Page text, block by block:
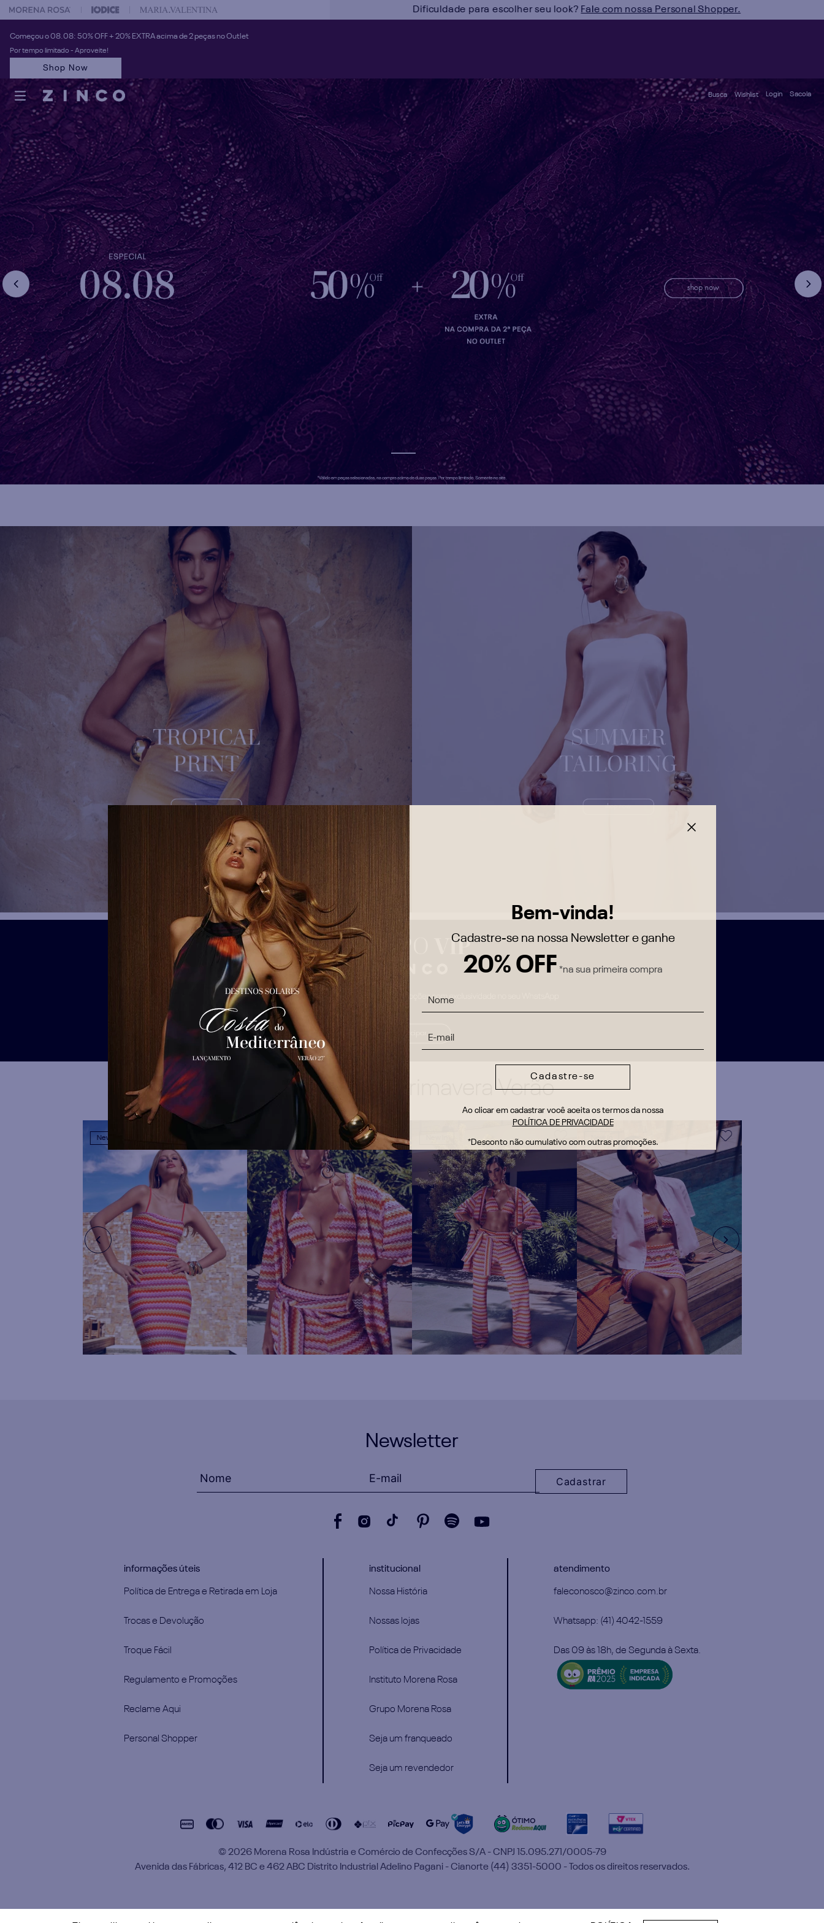
na sua 1° compra usando o cupom: PRIMEIRAZIN Dificuldade para escolher seu look? Fale com nossa Personal Shopper.
Começou o 08.08: 50% OFF + 20% EXTRA acima de 2 peças no Outlet
Por tempo limitado - Aproveite!
Shop Now
Busca Wishlist Login
Lançamento Primavera Verão
New In
Vestido Midi Ajustado
Vivace
R$ 669
12x deR$55 82
Kimono Solto Manga Curta
Alongado
R$ 769, 90
ou x de R$ 64,15
Calça Reta Alta
R$ 749,90
ou 49
New In
Camisa Solta Gola Padre
Manga Curta Padrão
R$ 489,90
ou9x de
Newsletter
Cadastrar
informações úteis
Política de Entrega e Retirada em Loja
Trocas e Devolução
Troque Fácil
Regulamento e Promoções
Reclame Aqui
Personal Shopper
institucional
Nossa História
Nossas lojas
Política de Privacidade
Instituto Morena Rosa
Grupo Morena Rosa
Seja um franqueado
Seja um revendedor
atendimento
faleconosco@zinco.com.br
Whatsapp: (41) 4042-1559
Das 09 às 18h, de Segunda à Sexta.
© 2026 Morena Rosa Indústria e Comércio de Confecções S/A - CNPJ 15.095.271/0005-79
Avenida das Fábricas, 412 BC e 462 ABC Distrito Industrial Adelino Pagani - Cianorte (44) 3351-5000 - Todos os direitos reservados.
Bem-vinda!
Cadastre-se na nossa Newsletter e ganhe
20% OFF *na sua primeira compra
Cadastre-se
Ao clicar em cadastrar você aceita os termos da nossa
POLÍTICA DE PRIVACIDADE
*Desconto não cumulativo com outras promoções.